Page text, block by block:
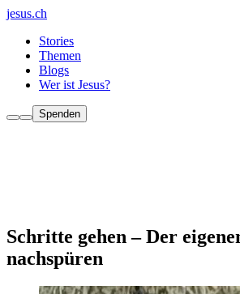
jesus.ch
Stories
Themen
Blogs
Wer ist Jesus?
Spenden
Schritte gehen – Der
nachspüren